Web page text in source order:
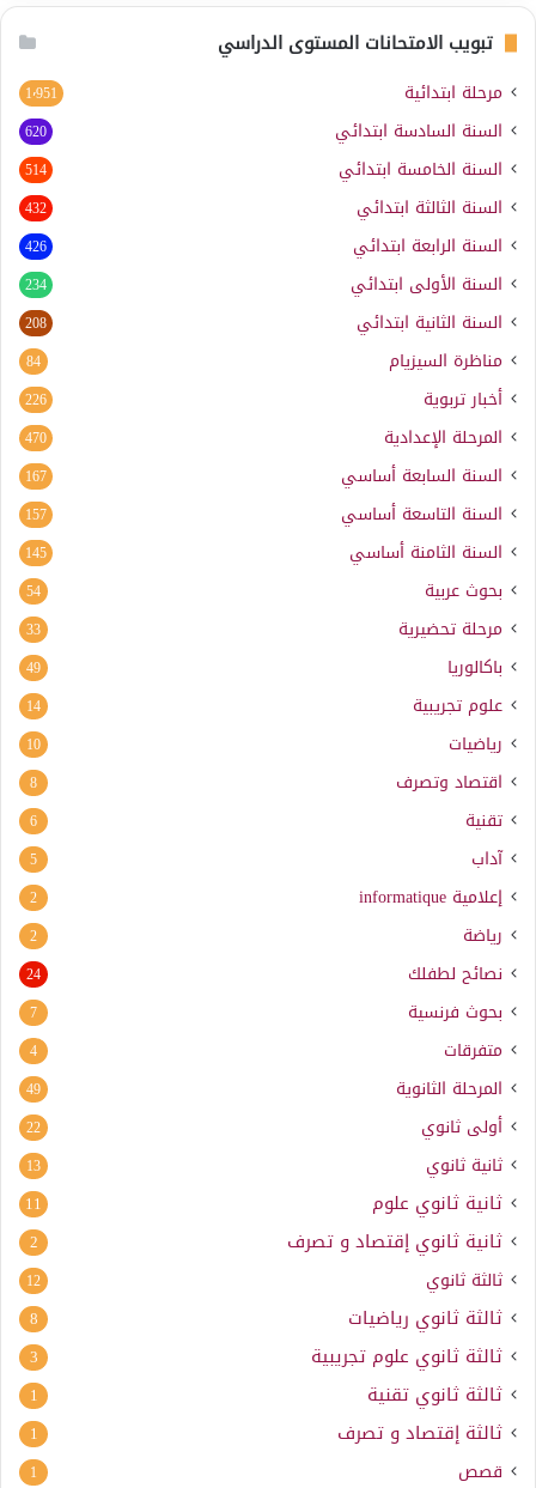
تبويب الامتحانات المستوى الدراسي
مرحلة ابتدائية 1٬951
السنة السادسة ابتدائي 620
السنة الخامسة ابتدائي 514
السنة الثالثة ابتدائي 432
السنة الرابعة ابتدائي 426
السنة الأولى ابتدائي 234
السنة الثانية ابتدائي 208
مناظرة السيزيام 84
أخبار تربوية 226
المرحلة الإعدادية 470
السنة السابعة أساسي 167
السنة التاسعة أساسي 157
السنة الثامنة أساسي 145
بحوث عربية 54
مرحلة تحضيرية 33
باكالوريا 49
علوم تجريبية 14
رياضيات 10
اقتصاد وتصرف 8
تقنية 6
آداب 5
إعلامية informatique
2
رياضة 2
نصائح لطفلك 24
بحوث فرنسية 7
متفرقات 4
المرحلة الثانوية 49
أولى ثانوي 22
ثانية ثانوي 13
ثانية ثانوي علوم 11
ثانية ثانوي إقتصاد و تصرف 2
ثالثة ثانوي 12
ثالثة ثانوي رياضيات 8
ثالثة ثانوي علوم تجريبية 3
ثالثة ثانوي تقنية 1
ثالثة إقتصاد و تصرف 1
قصص 1